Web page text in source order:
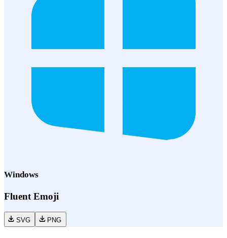
Windows
Fluent Emoji
SVG PNG